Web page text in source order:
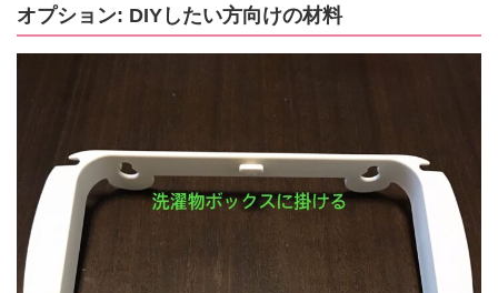
オプション: DIYしたい方向けの材料